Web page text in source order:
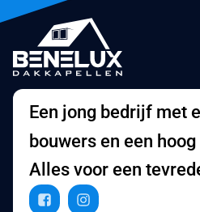
Een jong bedrijf met
bouwers en een
Alles voor een